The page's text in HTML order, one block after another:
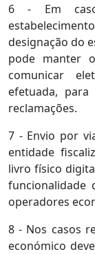
6 - Em
designação do
pode manter
comunicar
efetuada,
reclamações.
7 - Envio por
entidade
livro físico
funcionalidade
operadores
8 - Nos casos
económico